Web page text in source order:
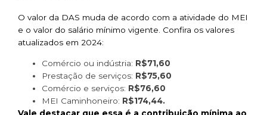
O valor da DAS muda de acordo com a atividade do MEI
e o valor do salário mínimo vigente. Confira os valores
atualizados em 2024:
Comércio ou indústria: R$71,60
Prestação de serviços: R$75,60
Comércio e serviços: R$76,60
MEI Caminhoneiro: R$174,44.